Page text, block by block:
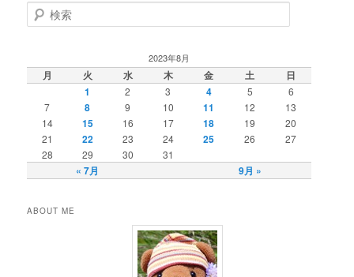
検
索
2023年8月
月 火 水 木 金 土 日
« 7月 9月 »
1 2 3 4 5
6
7
8 9 10 11 12
13
14
15 16 17 18 19
20
21
22 23 24 25 26
27
28
29 30 31
ABOUT ME